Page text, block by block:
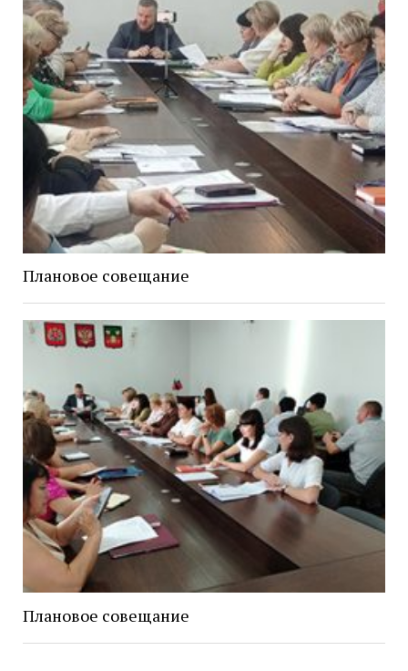
Плановое совещание
Плановое совещание